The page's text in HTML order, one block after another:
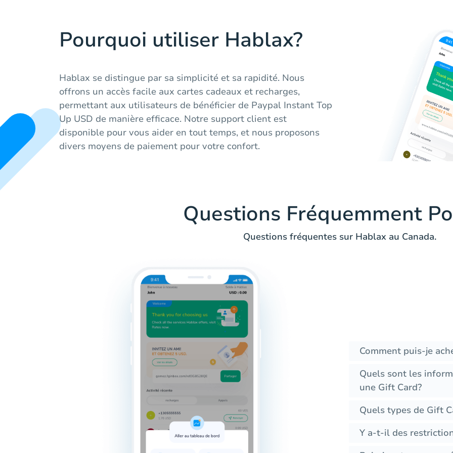
Pourquoi utiliser Hablax?
Hablax se distingue par sa simplicité et sa rapidité. Nous
offrons un accès facile aux cartes cadeaux et recharges,
permettant aux utilisateurs de bénéficier de Paypal Instant Top
Up USD de manière efficace. Notre support client est
disponible pour vous aider en tout temps, et nous proposons
divers moyens de paiement pour votre confort.
Questions Fréquemment
Questions fréquentes sur Hablax au Canada.
Comment puis-je
Quels sont les
une Gift Card?
Quels types de Gift
Y a-t-il des